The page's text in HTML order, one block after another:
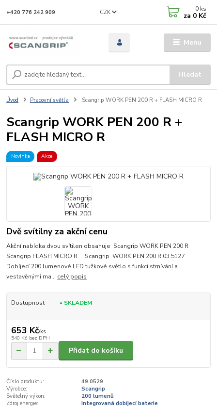
Menu
CZK
Hledat
+420 776 242 909 0 ks
za 0 Kč
Úvod Pracovní světla Scangrip WORK PEN 200 R + FLASH MICRO R
Scangrip WORK PEN 200 R +
FLASH MICRO R
Novinka Akce
Dvě svítilny za akční cenu
Akční nabídka dvou svítilen obsahuje Scangrip WORK PEN 200 R
Scangrip FLASH MICRO R Scangrip WORK PEN 200 R 03.5127
Dobíjecí 200 lumenové LED tužkové světlo s funkcí stmívání a
vestavěnými ma... celý popis
Dostupnost • SKLADEM
653 Kč/ks
540 Kč bez DPH
Přidat do košíku
Číslo produktu:
49.0529
Výrobce:
Scangrip
Světelný výkon:
200 lumenů
Zdroj energie:
Integrovaná dobíjecí baterie